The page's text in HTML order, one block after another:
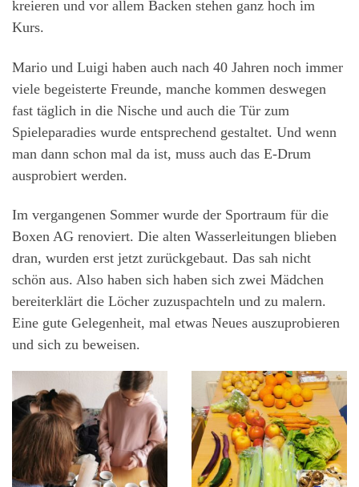
kreieren und vor allem Backen stehen ganz hoch im
Kurs.
Mario und Luigi haben auch nach 40 Jahren noch immer
viele begeisterte Freunde, manche kommen deswegen
fast täglich in die Nische und auch die Tür zum
Spieleparadies wurde entsprechend gestaltet. Und wenn
man dann schon mal da ist, muss auch das E-Drum
ausprobiert werden.
Im vergangenen Sommer wurde der Sportraum für die
Boxen AG renoviert. Die alten Wasserleitungen blieben
dran, wurden erst jetzt zurückgebaut. Das sah nicht
schön aus. Also haben sich haben sich zwei Mädchen
bereiterklärt die Löcher zuzuspachteln und zu malern.
Eine gute Gelegenheit, mal etwas Neues auszuprobieren
und sich zu beweisen.